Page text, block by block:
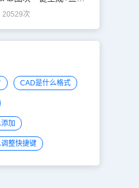
次
CAD是什么格式
加
整快捷键